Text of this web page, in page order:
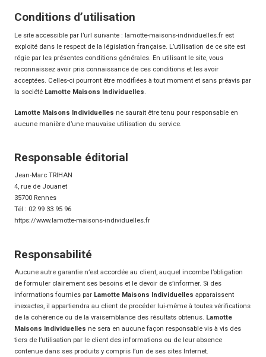
Conditions d’utilisation
Le site accessible par l’url suivante : lamotte-maisons-individuelles.fr est
exploité dans le respect de la législation française. L’utilisation de ce site est
régie par les présentes conditions générales. En utilisant le site, vous
reconnaissez avoir pris connaissance de ces conditions et les avoir
acceptées. Celles-ci pourront être modifiées à tout moment et sans préavis par
la société Lamotte Maisons Individuelles
Lamotte Maisons Individuelles ne saurait être tenu pour responsable en
aucune manière d’une mauvaise utilisation du service.
Responsable éditorial
Jean-Marc TRIHAN
4, rue de Jouanet
35700 Rennes
Tél : 02 99 33 95 96
https://www.lamotte-maisons-individuelles.fr
Responsabilité
Aucune autre garantie n’est accordée au client, auquel incombe l’obligation
de formuler clairement ses besoins et le devoir de s’informer. Si des
informations fournies par Lamotte Maisons Individuelles apparaissent
inexactes, il appartiendra au client de procéder lui-même à toutes vérifications
de la cohérence ou de la vraisemblance des résultats obtenus. Lamotte
Maisons Individuelles ne sera en aucune façon responsable vis à vis des
tiers de l’utilisation par le client des informations ou de leur absence
contenue dans ses produits y compris l’un de ses sites Internet.